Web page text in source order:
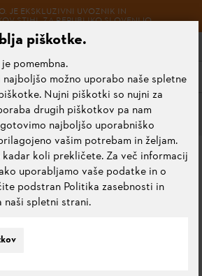
JE EKSKLUZIVNI UVOZNIK IN
STIHL ZA REPUBLIKO SLOVENIJO.
Oceni ta izdelek
piškotke.
pomembna.
možno uporabo naše spletne
Nujni piškotki so nujni za
drugih piškotkov pa nam
najboljšo uporabniško
vašim potrebam in željam.
koli prekličete. Za več informacij
uporabljamo vaše podatke in o
podstran Politika zasebnosti in
spletni strani.